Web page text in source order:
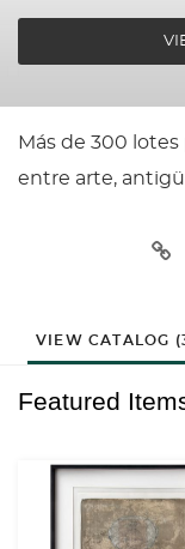
Más de 300
entre arte,
VIEW CATALOG
Featured